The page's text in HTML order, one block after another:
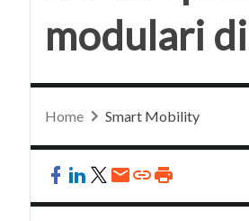
modulari
Home Smart Mobility